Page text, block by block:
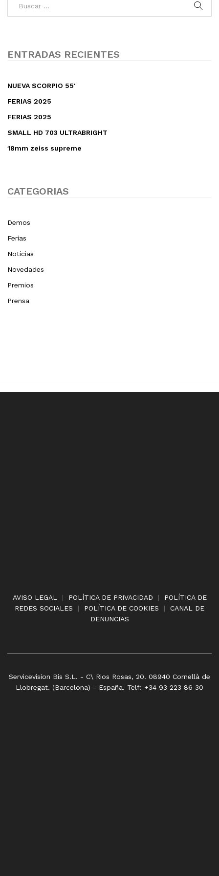
ENTRADAS RECIENTES
NUEVA SCORPIO 55′
FERIAS 2025
FERIAS 2025
SMALL HD 703 ULTRABRIGHT
18mm zeiss supreme
CATEGORIAS
Demos
Ferias
Notícias
Novedades
Premios
Prensa
AVISO LEGAL| POLÍTICA DE PRIVACIDAD | POLÍTICA DE
REDES SOCIALES | POLÍTICA DE COOKIES | CANAL DE
DENUNCIAS
Servicevision Bis S.L. - C\ Rios Rosas, 20. 08940 Cornellà de
Llobregat. (Barcelona) - España. Telf: +34 93 223 86 30